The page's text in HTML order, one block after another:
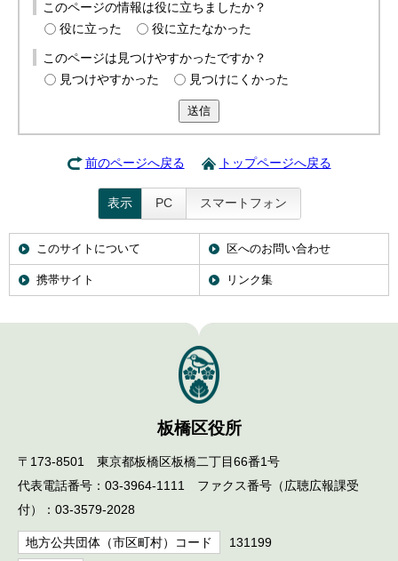
このページの情報は役に立ちましたか？
役に立った
役に立たなかった
このページは見つけやすかったですか？
見つけやすかった
見つけにくかった
送信
前のページへ戻る トップページへ戻る
表示 PC スマートフォン
このサイトについて 区へのお問い合わせ
携帯サイト リンク集
板橋区役所
〒173-8501 東京都板橋区板橋二丁目66番1号
代表電話番号：03-3964-1111 ファクス番号（広聴広報課受
付）：03-3579-2028
地方公共団体（市区町村）コード 131199